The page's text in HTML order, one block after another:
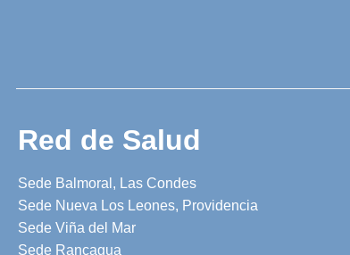
Red de Salud
Sede Balmoral, Las Condes
Sede Nueva Los Leones, Providencia
Sede Viña del Mar
Sede Rancagua